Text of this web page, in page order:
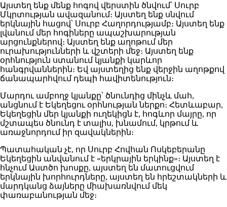
Այստեղ ենք մենք հոգով վերստին ծնվում՝ Սուրբ
Մկրտության ավազանում։ Այստեղ ենք սնվում
երկնային հացով՝ Սուրբ Հաղորդությամբ։ Այստեղ ենք
լվանում մեր հոգիները ապաշխարության
արցունքներով։ Այստեղ ենք աղոթում մեր
ուրախությունների և վշտերի մեջ։ Այստեղ ենք
օրհնություն ստանում կյանքի կարևոր
հանգրվաններին։ Եվ այստեղից ենք վերջին աղոթքով
ճանապարհվում դեպի հավիտենություն։
Մարդու ամբողջ կյանքը՝ ծնունդից մինչև մահ,
անցնում է Եկեղեցու օրհնության ներքո։ Հետևաբար,
Եկեղեցին մեր կյանքի ուղեկիցն է, հոգևոր մայրը, որ
մշտապես ծնունդ է տալիս, խնամում, կրթում և
առաջնորդում իր զավակներին։
Պատահական չէ, որ Սուրբ Հովհան Ոսկեբերանը
Եկեղեցին անվանում է «երկրային երկինք»։ Այստեղ է
հնչում Աստծո խոսքը, այստեղ են մատուցվում
երկնային խորհուրդները, այստեղ են հրեշտակների և
մարդկանց ձայները միախառնվում մեկ
փառաբանության մեջ։